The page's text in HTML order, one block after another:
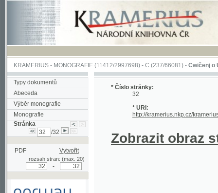
KRAMERIUS-MONOGRAFIE(11412/2997698) -C (237/66081)-Cwičenj o
Typy dokumentů
Abeceda
Výběr monografie
Monografie
Stránka
/32
PDF Vytvořit
rozsah stran: (max. 20)
* Číslo stránky:
32
* URI:
http://kramerius.nkp.cz/kramerius/